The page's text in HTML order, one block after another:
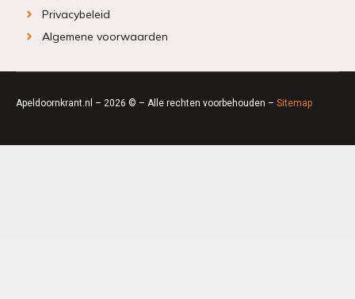
Privacybeleid
Algemene voorwaarden
Apeldoornkrant.nl – 2026 © – Alle rechten voorbehouden – Sitemap